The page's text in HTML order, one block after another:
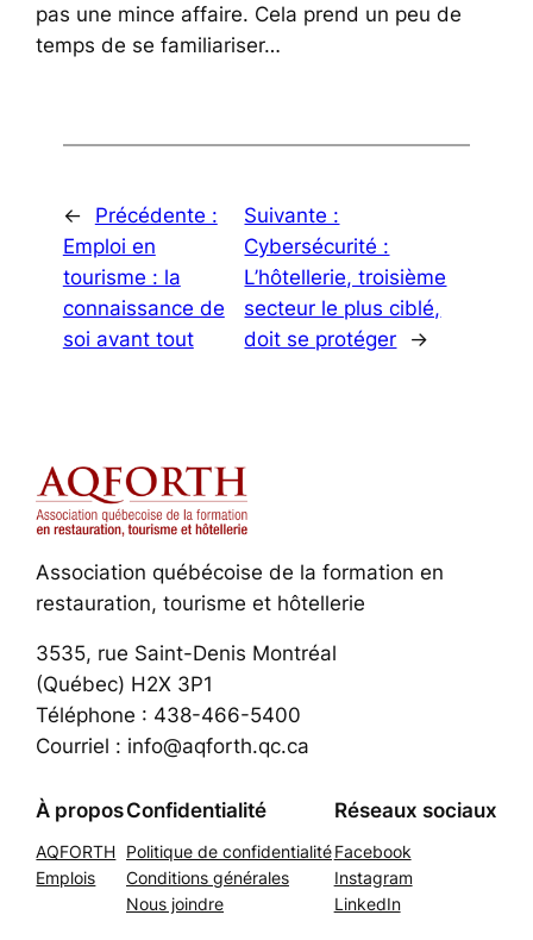
pas une mince affaire. Cela prend un peu de
temps de se familiariser…
←
Précédente :
Emploi en
tourisme : la
connaissance de
soi avant tout
Suivante :
Cybersécurité :
L’hôtellerie, troisième
secteur le plus ciblé,
doit se protéger
→
Association québécoise de la formation en
restauration, tourisme et hôtellerie
3535, rue Saint-Denis Montréal
(Québec) H2X 3P1
Téléphone : 438-466-5400
Courriel : info@aqforth.qc.ca
À propos
AQFORTH
Emplois
Confidentialité
Politique de confidentialité
Conditions générales
Nous joindre
Réseaux sociaux
Facebook
Instagram
LinkedIn